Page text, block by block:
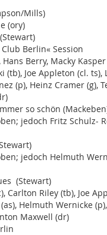
Mills)
(ory)
Berlin« Session
Hans Berry, Macky
(tb), Joe Appleton (cl. ts),
(p), Heinz Cramer (g),
so schön
jedoch Fritz Schulz-
jedoch Helmuth
(Stewart)
Carlton Riley (tb), Joe
Helmuth Wernicke
Maxwell (dr)